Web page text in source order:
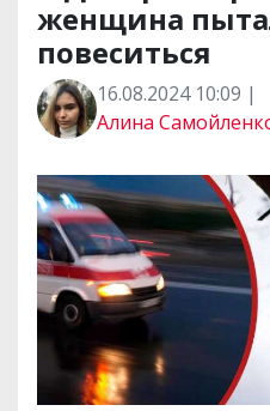
женщина
повеситься
16.08.2024 10:09 |
Алина